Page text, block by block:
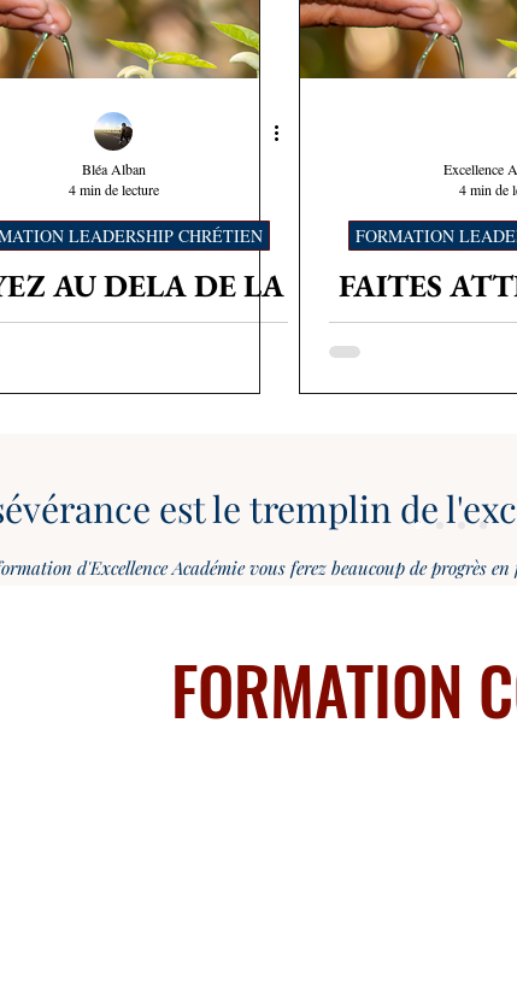
Bléa Alban
4 min de lecture
LEADERSHIP CHRÉTIEN
AU DELA DE LA
FAÇADE /
PERSONNEL
Excellence
4 min de
FORMATION
FAITES
CEUX
OFFENSEZ/
MENT
est le tremplin de
d'Excellence Académie vous ferez beaucoup de
FORMATION